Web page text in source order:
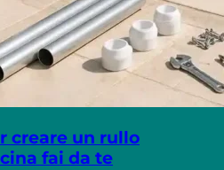
creare un rullo
fai da te